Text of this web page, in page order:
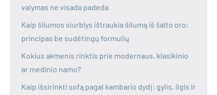
valymas ne visada padeda
Kaip šilumos siurblys ištraukia šilumą iš šalto oro:
principas be sudėtingų formulių
Kokius akmenis rinktis prie modernaus, klasikinio
ar medinio namo?
Kaip išsirinkti sofą pagal kambario dydį: gylis, ilgis ir